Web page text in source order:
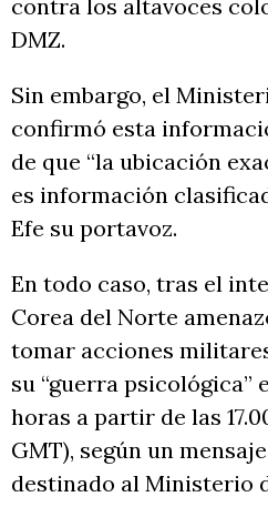
contra los altavoces
DMZ.
Sin embargo, el
confirmó esta
de que “la ubicación
es información
Efe su portavoz.
En todo caso, tras el
Corea del Norte
tomar acciones
su “guerra psicológica”
horas a partir de las
GMT), según un
destinado al Ministerio